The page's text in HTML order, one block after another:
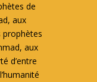
de
aux
prophètes
aux
d’entre